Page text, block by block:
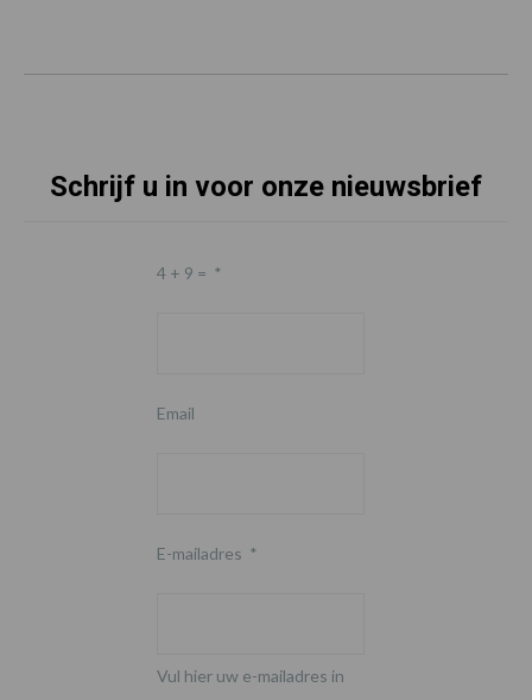
Schrijf u in voor onze nieuwsbrief
4 + 9 = *
Email
E-mailadres *
Vul hier uw e-mailadres in